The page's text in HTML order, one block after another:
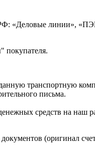
«Деловые линии»,
покупателя.
транспортную
письма.
средств на наш
(оригинал